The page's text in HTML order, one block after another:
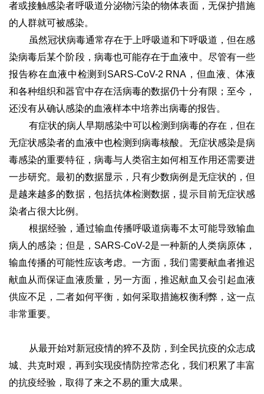
者或接触感染者呼吸道分泌物污染的物体表面，无保护措施
的人群就可被感染。
虽然冠状病毒通常存在于上呼吸道和下呼吸道，但在感
染病毒后某个阶段，病毒也可能存在于血液中。尽管有一些
报告称在血液中检测到SARS-CoV-2 RNA，但血液、体液
和各种组织和器官中存在活病毒的数据仍十分有限；至今，
还没有从确认感染的血液样本中培养出病毒的报告。
有症状的病人早期感染中可以检测到病毒的存在，但在
无症状感染者的血液中也检测到病毒核酸。无症状感染是病
毒感染的重要特征，病毒与人类宿主如何相互作用还需要进
一步研究。最初的数据显示，只有少数病例是无症状的，但
是越来越多的数据，包括抗体检测数据，提示目前无症状感
染者占很大比例。
根据经验，通过输血传播呼吸道病毒不太可能导致输血
病人的感染；但是，SARS-CoV-2是一种新的人类病原体，
输血传播的可能性应该考虑。一方面，我们需要献血者推迟
献血从而保证血液质量，另一方面，推迟献血又会引起血液
供应不足，二者如何平衡，如何采取措施权衡利弊，这一点
非常重要。
从最开始对新冠疫情的猝不及防，到全民抗疫的众志成
城、共克时艰，再到实现疫情防控常态化，我们积累了丰富
的抗疫经验，取得了来之不易的重大成果。